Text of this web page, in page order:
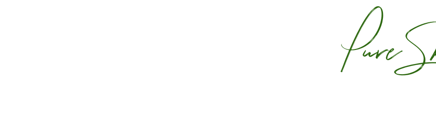
Pure